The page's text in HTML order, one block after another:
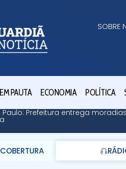
SOBRE
PAUTA ECONOMIA POLÍTICA
Paulo: Prefeitura entrega